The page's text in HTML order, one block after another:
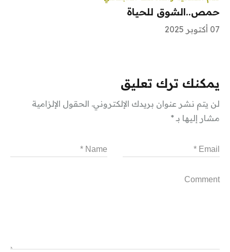
حمص..الشوق للحياة
07 أكتوبر 2025
يمكنك ترك تعليق
لن يتم نشر عنوان بريدك الإلكتروني. الحقول الإلزامية
مشار إليها بـ *